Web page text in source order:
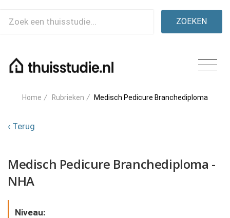
ZOEKEN
Home / Rubrieken / Medisch Pedicure Branchediploma
‹ Terug
Medisch Pedicure Branchediploma -
NHA
Niveau: